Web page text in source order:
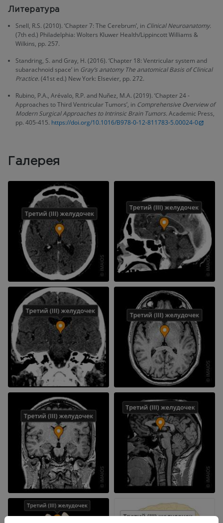
Литература
Snell, R.S. (2010). ‘Chapter 7: The Cerebrum’, in Clinical Neuroanatomy.
(7th ed.) Philadelphia: Wolters Kluwer Health/Lippincott Williams &
Wilkins, pp. 257.
Standring, S. and Gray, H. (2016). ‘Chapter 18: Ventricular system and
subarachnoid space’ in Gray’s anatomy The anatomical Basis of Clinical
Practice.(41st ed.) New York: Elsevier, pp. 272.
Rubino, P.A., Arévalo, R.P. and Nuñez, M.A. (2019). ‘Chapter 24 -
Approaches to Third Ventricular Tumors’, in Comprehensive Overview of
Modern Surgical Approaches to Intrinsic Brain Tumors.Academic Press,
pp. 405-415. https://doi.org/10.1016/B978-0-12-811783-5.00024-0
Галерея